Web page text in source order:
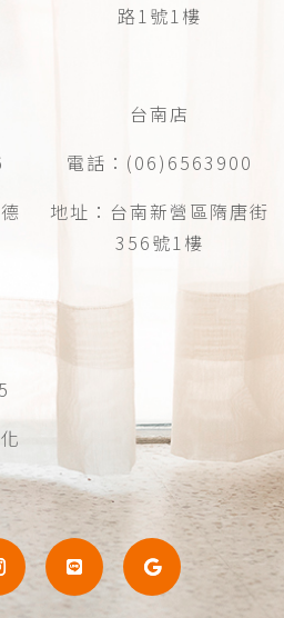
路1號1樓
台南店
電話：(06)6563900
地址：台南新營區隋唐街
356號1樓